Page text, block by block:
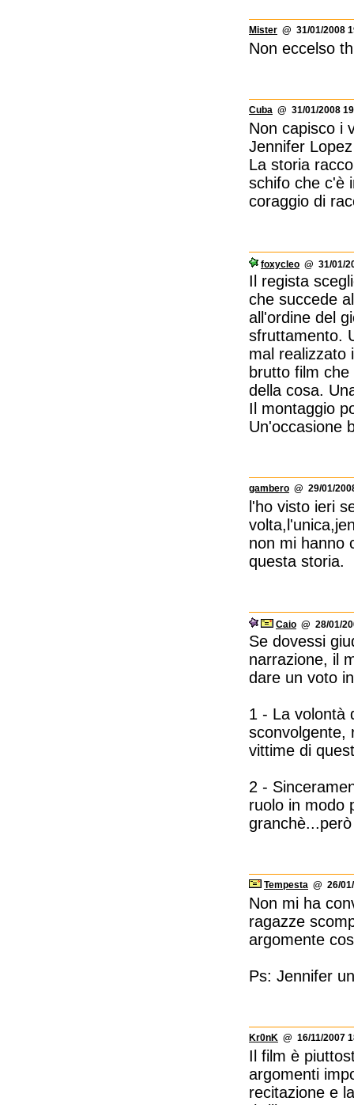
Mister @ 31/01/2008
Non eccelso
Cuba @ 31/01/2008
Non capisco i
Jennifer
La storia
schifo che c'è
coraggio di
foxycleo @ 31/01/
Il regista
che succede
all'ordine del
sfruttamento.
mal realizzato
brutto film
della cosa.
Il montaggio
Un'occasione
gambero @ 29/01/
l'ho visto ieri
non mi hanno
questa storia.
Caio @ 28/01/
Se dovessi
narrazione, il
dare un voto
1 - La volontà
sconvolgente,
vittime di
2 -
ruolo in modo
Tempesta @ 26/
Non mi ha
ragazze
argomente
Ps: Jennifer
Kr0nK @ 16/11/2007
Il film è
argomenti
recitazione e